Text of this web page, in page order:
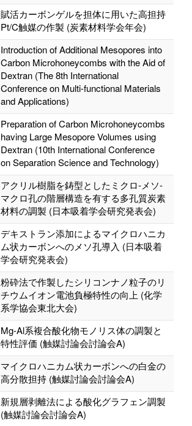
賦活カーボンゲルを担体に用いた高担持
Pt/C触媒の作製 (炭素材料学会年会)
Introduction of Additional Mesopores into
Carbon Microhoneycombs with the Aid of
Dextran (The 8th International
Conference on Multi-functional Materials
and Applications)
Preparation of Carbon Microhoneycombs
having Large Mesopore Volumes using
Dextran (10th International Conference
on Separation Science and Technology)
アクリル樹脂を鋳型としたミクロ‐メソ‐
マクロ孔の階層構造を有する多孔質炭素
材料の調製 (日本吸着学会研究発表会)
デキストラン添加によるマイクロハニカ
ム状カーボンへのメソ孔導入 (日本吸着
学会研究発表会)
粉砕法で作製したシリコンナノ粒子のリ
チウムイオン電池負極特性の向上 (化学
系学協会東北大会)
Mg‐Al系複合酸化物モノリス体の調製と
特性評価 (触媒討論会討論会A)
マイクロハニカム状カーボンへの白金の
高分散担持 (触媒討論会討論会A)
新規層剥離法による酸化グラフェン調製
(触媒討論会討論会A)